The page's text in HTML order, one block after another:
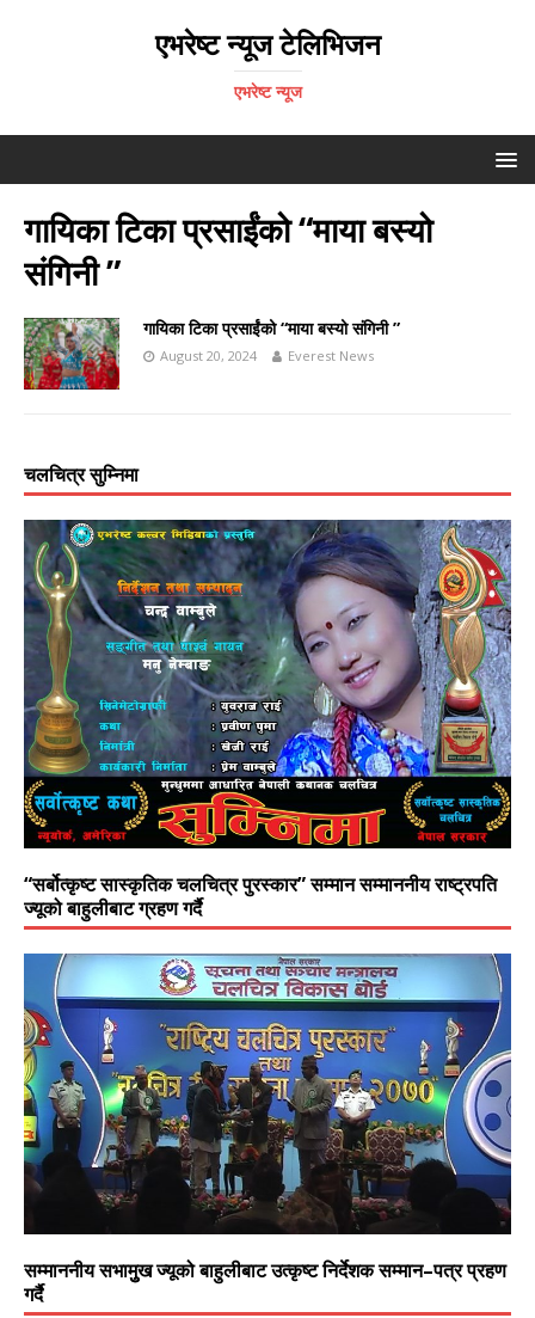
एभरेष्ट न्यूज टेलिभिजन
एभरेष्ट न्यूज
गायिका टिका प्रसाईंको “माया बस्यो
संगिनी ”
गायिका टिका प्रसाईंको “माया बस्यो संगिनी ”
August 20, 2024 Everest News
चलचित्र सुम्निमा
“सर्बोत्कृष्ट सास्कृतिक चलचित्र पुरस्कार” सम्मान सम्माननीय राष्ट्रपति
ज्यूको बाहुलीबाट ग्रहण गर्दै
सम्माननीय सभामुुख ज्यूको बाहुलीबाट उत्कृष्ट निर्देशक सम्मान–पत्र प्रहण
गर्दै